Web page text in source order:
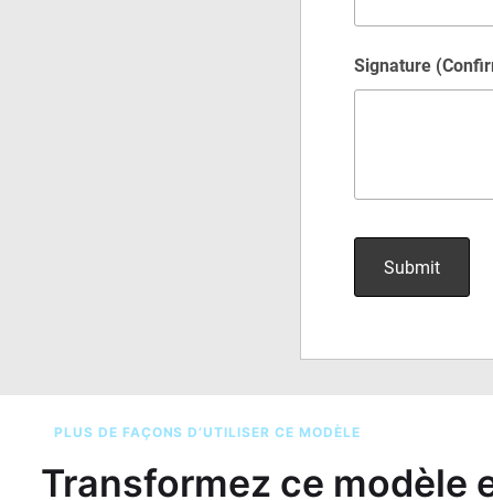
PLUS DE FAÇONS D’UTILISER CE MODÈLE
Transformez ce modèle